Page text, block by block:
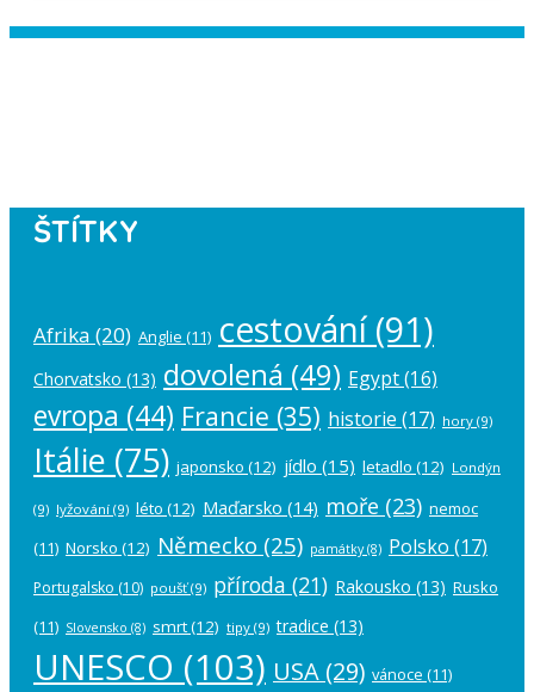
ŠTÍTKY
Afrika (20) Anglie (11) cestování(91)
Chorvatsko (13) dovolená (49) Egypt(16)
evropa (44) Francie (35) historie (17) hory (9)
Itálie (75) japonsko (12) jídlo (15) letadlo (12) Londýn
(9) lyžování (9) léto (12) Maďarsko (14) moře (23) nemoc
(11) Norsko (12) Německo (25) památky(8) Polsko (17)
Portugalsko (10) poušť(9) příroda (21) Rakousko (13) Rusko
(11) Slovensko (8) smrt(12) tipy (9) tradice (13)
UNESCO (103) USA (29) vánoce (11)